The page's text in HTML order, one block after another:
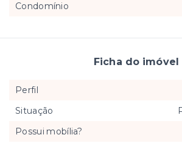
Condomínio
Ficha do imóvel
Perfil
Situação
Possui mobília?